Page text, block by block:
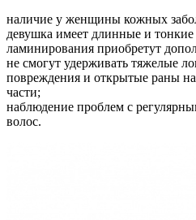
наличие у женщины кожных
девушка имеет длинные и
ламинирования приобретут
не смогут удерживать тяжелые
повреждения и открытые раны
части;
наблюдение проблем с
волос.